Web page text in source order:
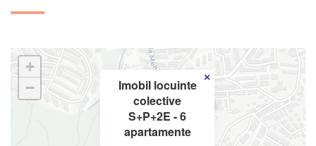
Imobil locuinte
colective
S+P+2E - 6
apartamente
×
+
−